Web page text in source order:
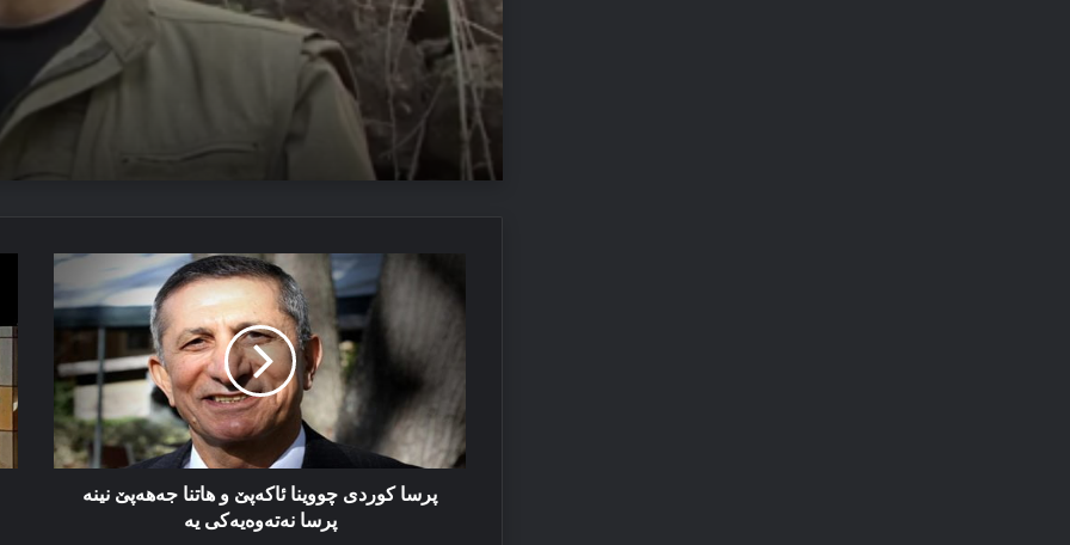
06/08/2026
دەمیرتاش: ئەم دەولەتێ ناخوازن دەولەت ل پێشییا
پەیاما سەرۆک نێچیرڤان بارزانی د سالڤەگەرا جینۆساییداپرسا
کوردی
چووینا
ئاکەپێ
هاتنا
جەهەپێ
نینە
پرسا
نەتەوەیەکی
پرسا کوردی چووینا ئاکەپێ و هاتنا جەهەپێ نینە
پرسا نەتەوەیەکی یە
و
و